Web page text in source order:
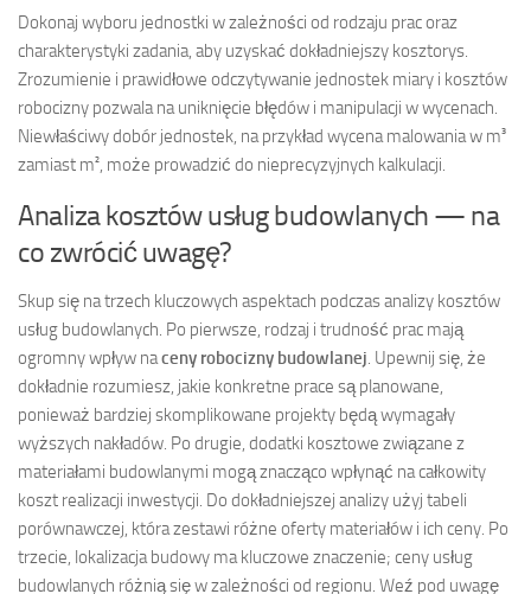
Dokonaj wyboru jednostki w zależności od rodzaju prac oraz
charakterystyki zadania, aby uzyskać dokładniejszy kosztorys.
Zrozumienie i prawidłowe odczytywanie jednostek miary i kosztów
robocizny pozwala na uniknięcie błędów i manipulacji w wycenach.
Niewłaściwy dobór jednostek, na przykład wycena malowania w m³
zamiast m², może prowadzić do nieprecyzyjnych kalkulacji.
Analiza kosztów usług budowlanych — na
co zwrócić uwagę?
Skup się na trzech kluczowych aspektach podczas analizy kosztów
usług budowlanych. Po pierwsze, rodzaj i trudność prac mają
ogromny wpływ naceny robocizny budowlanej. Upewnij się, że
dokładnie rozumiesz, jakie konkretne prace są planowane,
ponieważ bardziej skomplikowane projekty będą wymagały
wyższych nakładów. Po drugie, dodatki kosztowe związane z
materiałami budowlanymi mogą znacząco wpłynąć na całkowity
koszt realizacji inwestycji. Do dokładniejszej analizy użyj tabeli
porównawczej, która zestawi różne oferty materiałów i ich ceny. Po
trzecie, lokalizacja budowy ma kluczowe znaczenie; ceny usług
budowlanych różnią się w zależności od regionu. Weź pod uwagę